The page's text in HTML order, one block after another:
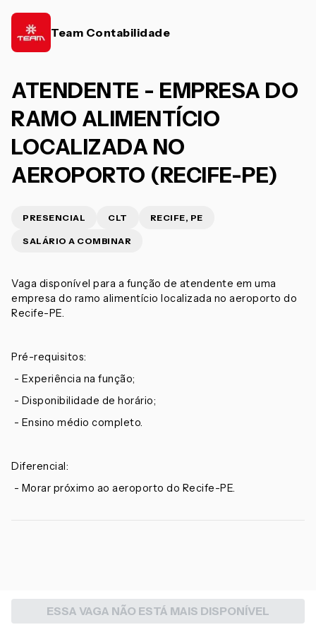
Team Contabilidade
ATENDENTE - EMPRESA DO
RAMO ALIMENTÍCIO
LOCALIZADA NO
AEROPORTO (RECIFE-PE)
PRESENCIAL CLT RECIFE, PE
SALÁRIO A COMBINAR
Vaga disponível para a função de atendente em uma
empresa do ramo alimentício localizada no aeroporto do
Recife-PE.
Pré-requisitos:
- Experiência na função;
- Disponibilidade de horário;
- Ensino médio completo.
Diferencial:
- Morar próximo ao aeroporto do Recife-PE.
ESSA VAGA NÃO ESTÁ MAIS DISPONÍVEL